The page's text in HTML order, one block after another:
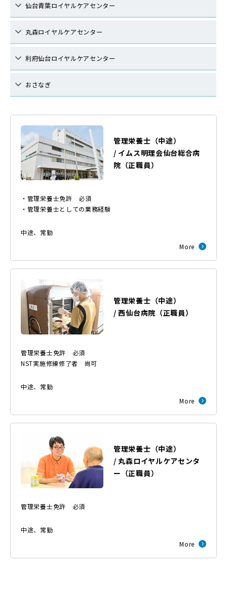
仙台青葉ロイヤルケアセンター
丸森ロイヤルケアセンター
利府仙台ロイヤルケアセンター
おさなぎ
管理栄養士（中途）
/ イムス明理会仙台総合病
院 （正職員）
・管理栄養士免許 必須
・管理栄養士としての業務経験
中途、 常勤
More
管理栄養士（中途）
/西仙台病院 （正職員）
管理栄養士免許 必須
NST実施修練修了者 尚可
中途、 常勤
More
管理栄養士（中途）
/丸森ロイヤルケアセンタ
ー （正職員）
管理栄養士免許 必須
中途、 常勤
More